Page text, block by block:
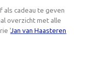
als cadeau te geven
overzicht met alle
‘Jan van Haasteren